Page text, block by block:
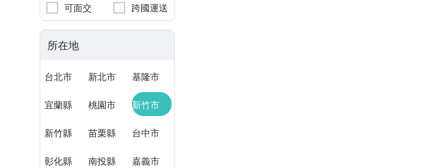
可面交 跨國運送
所在地
台北市 新北市 基隆市
宜蘭縣 桃園市 新竹市
新竹縣 苗栗縣 台中市
彰化縣 南投縣 嘉義市